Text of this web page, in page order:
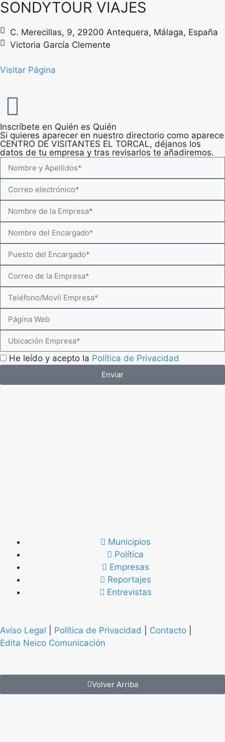
SONDYTOUR VIAJES
C. Merecillas, 9, 29200 Antequera, Málaga, España
Victoria García Clemente
Visitar Página
Inscríbete en Quién es Quién
Si quieres aparecer en nuestro directorio como aparece
CENTRO DE VISITANTES EL TORCAL, déjanos los
datos de tu empresa y tras revisarlos te añadiremos.
He leído y acepto la Política de Privacidad
Enviar
Municipios
Política
Empresas
Reportajes
Entrevistas
Aviso Legal Política de Privacidad Contacto
Edita Neico Comunicación
Volver Arriba